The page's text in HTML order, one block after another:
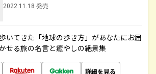
2022.11.18 発売
いてきた「地球の歩き方」があなたにお届
せる旅の名言と癒やしの絶景集
詳細を見る